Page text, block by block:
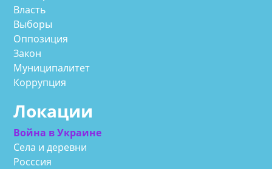
Власть
Выборы
Оппозиция
Закон
Муниципалитет
Коррупция
Локации
Война в Украине
Села и деревни
Росссия